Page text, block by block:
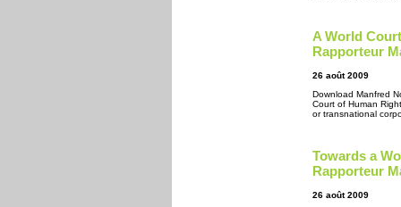
A World
Rapporteur
26 août 2009
Download Manfred
Court of Human
or transnational
Towards a
Rapporteur
26 août 2009